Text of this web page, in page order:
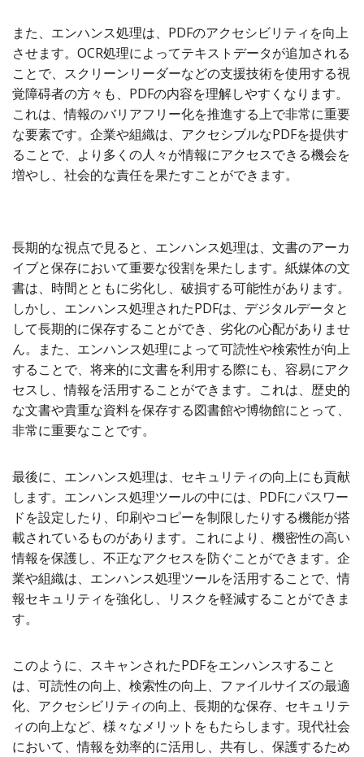
また、エンハンス処理は、PDFのアクセシビリティを向上
させます。OCR処理によってテキストデータが追加される
ことで、スクリーンリーダーなどの支援技術を使用する視
覚障碍者の方々も、PDFの内容を理解しやすくなります。
これは、情報のバリアフリー化を推進する上で非常に重要
な要素です。企業や組織は、アクセシブルなPDFを提供す
ることで、より多くの人々が情報にアクセスできる機会を
増やし、社会的な責任を果たすことができます。
長期的な視点で見ると、エンハンス処理は、文書のアーカ
イブと保存において重要な役割を果たします。紙媒体の文
書は、時間とともに劣化し、破損する可能性があります。
しかし、エンハンス処理されたPDFは、デジタルデータと
して長期的に保存することができ、劣化の心配がありませ
ん。また、エンハンス処理によって可読性や検索性が向上
することで、将来的に文書を利用する際にも、容易にアク
セスし、情報を活用することができます。これは、歴史的
な文書や貴重な資料を保存する図書館や博物館にとって、
非常に重要なことです。
最後に、エンハンス処理は、セキュリティの向上にも貢献
します。エンハンス処理ツールの中には、PDFにパスワー
ドを設定したり、印刷やコピーを制限したりする機能が搭
載されているものがあります。これにより、機密性の高い
情報を保護し、不正なアクセスを防ぐことができます。企
業や組織は、エンハンス処理ツールを活用することで、情
報セキュリティを強化し、リスクを軽減することができま
す。
このように、スキャンされたPDFをエンハンスすること
は、可読性の向上、検索性の向上、ファイルサイズの最適
化、アクセシビリティの向上、長期的な保存、セキュリテ
ィの向上など、様々なメリットをもたらします。現代社会
において、情報を効率的に活用し、共有し、保護するため